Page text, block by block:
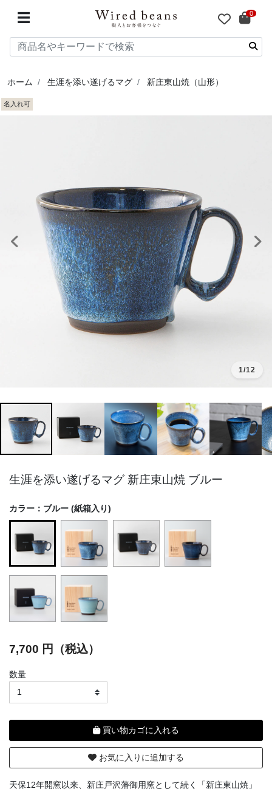
☰ 0
ホーム 生涯を添い遂げるマグ 新庄東山焼（山形）
名入れ可
前へ
1/12
生涯を添い遂げるマグ 新庄東山焼 ブルー
天保12年開窯以来、新庄戸沢藩御用窯として続く「新庄東山焼」
カラー： ブルー (紙箱入り)
selected
7,700 円（税込）
数量
買い物カゴに入れる
お気に入りに追加する